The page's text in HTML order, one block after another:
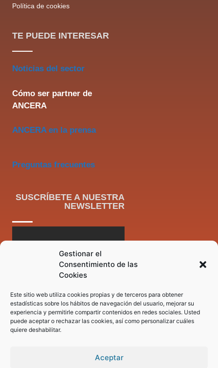
Gestionar el
Consentimiento de las
Cookies
Este sitio web utiliza cookies propias y de terceros para obtener
estadísticas sobre los hábitos de navegación del usuario, mejorar su
experiencia y permitirle compartir contenidos en redes sociales. Usted
puede aceptar o rechazar las cookies, así como personalizar cuáles
quiere deshabilitar.
Aceptar
Política de cookies
TE PUEDE INTERESAR
Noticias del sector
Cómo ser partner de
ANCERA
ANCERA en la prensa
Preguntas frecuentes
SUSCRÍBETE A NUESTRA
NEWSLETTER